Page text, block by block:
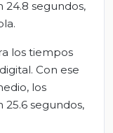
segundos,
los tiempos
Con ese
los
segundos,